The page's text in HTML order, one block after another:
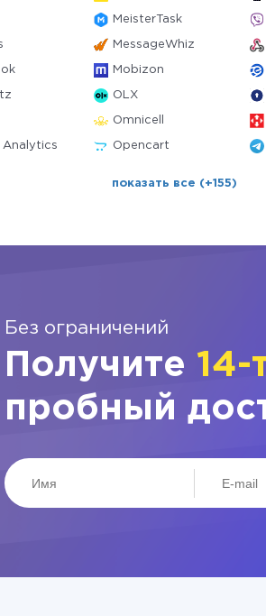
MeisterTask
MessageWhiz
Mobizon
OLX
Omnicell
Analytics Opencart
показать все (+155)
Без ограничений
Получите 14-
пробный